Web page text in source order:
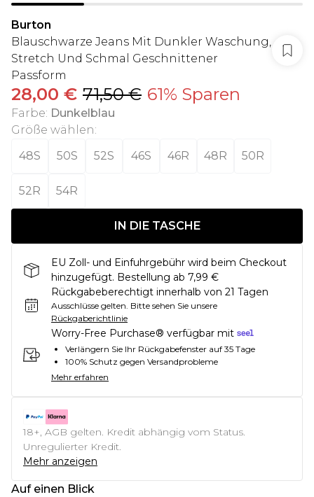
Burton
Blauschwarze Jeans Mit Dunkler Waschung,
Stretch Und Schmal Geschnittener
Passform
28,00 € 71,50 € 61% Sparen
Farbe: Dunkelblau
Größe wählen:
48S
50S 52S 46S 46R 48R 50R
52R 54R
IN DIE TASCHE
EU Zoll- und Einfuhrgebühr wird beim Checkout
hinzugefügt. Bestellung ab 7,99 €
Rückgabeberechtigt innerhalb von 21 Tagen
Ausschlüsse gelten. Bitte sehen Sie unsere
Rückgaberichtlinie
Worry-Free Purchase® verfügbar mit
Verlängern Sie Ihr Rückgabefenster auf 35 Tage
100% Schutz gegen Versandprobleme
Mehr erfahren
18+, AGB gelten. Kredit abhängig vom Status.
Unregulierter Kredit.
Mehr anzeigen
Auf einen Blick